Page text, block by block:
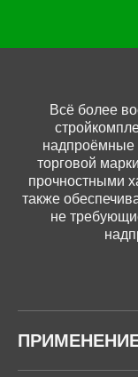
Всё более
надпроёмные
торговой
прочностными
также
не